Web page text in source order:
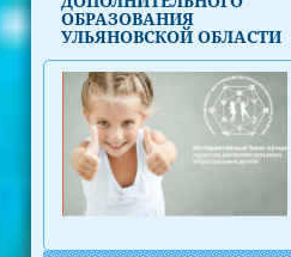
ОБРАЗОВАНИЯ
УЛЬЯНОВСКОЙ ОБЛАСТИ